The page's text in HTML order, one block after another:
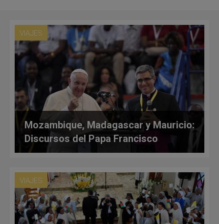
VIAJES
Mozambique, Madagascar y Mauricio:
Discursos del Papa Francisco
VIAJES